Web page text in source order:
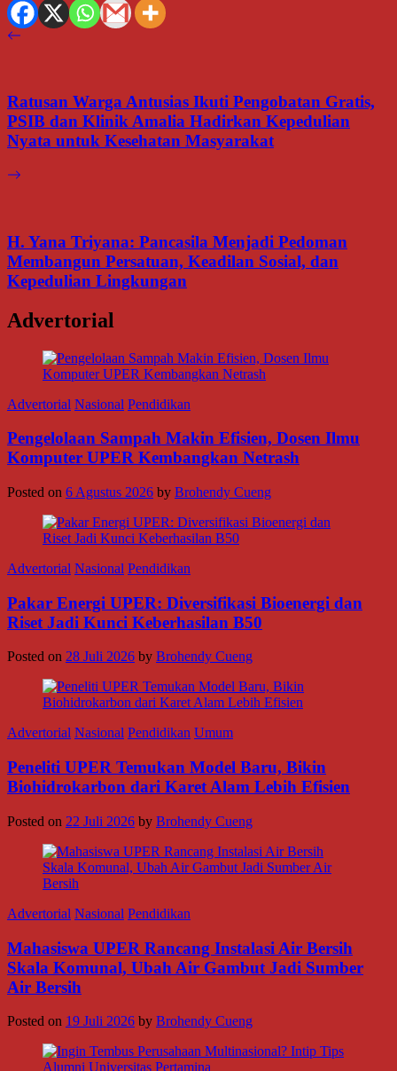
Ratusan Warga Antusias Ikuti Pengobatan Gratis,
PSIB dan Klinik Amalia Hadirkan Kepedulian
Nyata untuk Kesehatan Masyarakat
H. Yana Triyana: Pancasila Menjadi Pedoman
Membangun Persatuan, Keadilan Sosial, dan
Kepedulian Lingkungan
Advertorial
Advertorial Nasional Pendidikan
Pengelolaan Sampah Makin Efisien, Dosen Ilmu
Komputer UPER Kembangkan Netrash
Posted on 6 Agustus 2026 by Brohendy Cueng
Advertorial Nasional Pendidikan
Pakar Energi UPER: Diversifikasi Bioenergi dan
Riset Jadi Kunci Keberhasilan B50
Posted on 28 Juli 2026 by Brohendy Cueng
Advertorial Nasional Pendidikan Umum
Peneliti UPER Temukan Model Baru, Bikin
Biohidrokarbon dari Karet Alam Lebih Efisien
Posted on 22 Juli 2026 by Brohendy Cueng
Advertorial Nasional Pendidikan
Mahasiswa UPER Rancang Instalasi Air Bersih
Skala Komunal, Ubah Air Gambut Jadi Sumber
Air Bersih
Posted on 19 Juli 2026 by Brohendy Cueng